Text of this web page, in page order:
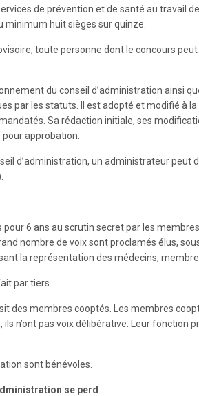
de prévention et de santé au travail
huit sièges sur quinze.
toute personne dont le concours peut
du conseil d’administration ainsi
par les statuts. Il est adopté et modifié à
Sa rédaction initiale, ses
approbation.
d’administration, un administrateur peut
pour 6 ans au scrutin secret par les
nombre de voix sont proclamés élus,
la représentation des médecins,
par tiers.
des membres cooptés. Les membres
n’ont pas voix délibérative. Leur fonction
sont bénévoles.
se perd :